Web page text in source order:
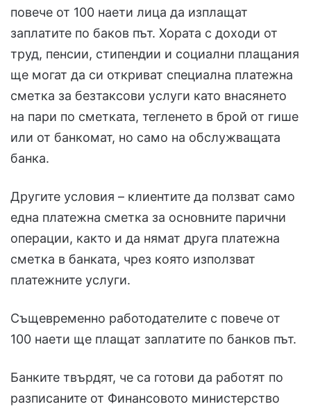
повече от 100 наети лица да изплащат
заплатите по баков път. Хората с доходи от
труд, пенсии, стипендии и социални плащания
ще могат да си откриват специална платежна
сметка за безтаксови услуги като внасянето
на пари по сметката, тегленето в брой от гише
или от банкомат, но само на обслужващата
банка.
Другите условия – клиентите да ползват само
една платежна сметка за основните парични
операции, както и да нямат друга платежна
сметка в банката, чрез която използват
платежните услуги.
Същевременно работодателите с повече от
100 наети ще плащат заплатите по банков път.
Банките твърдят, че са готови да работят по
разписаните от Финансовото министерство